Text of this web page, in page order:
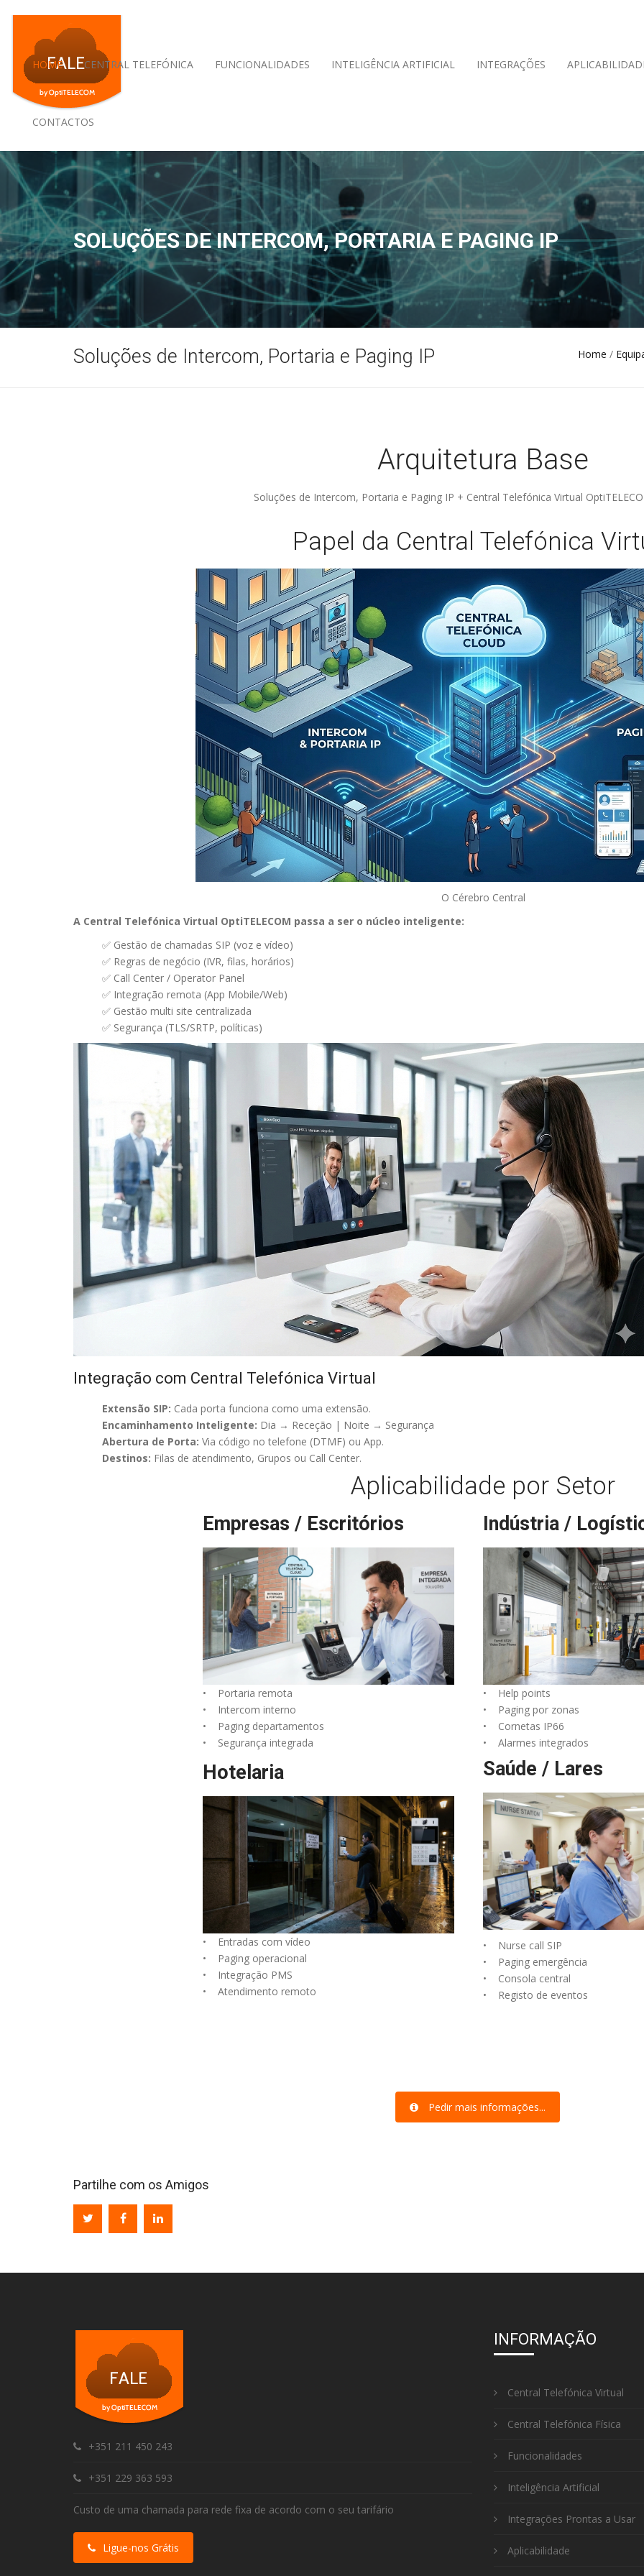
HOME CENTRAL TELEFÓNICA FUNCIONALIDADES INTELIGÊNCIA ARTIFICIAL INTEGRAÇÕES
CONTACTOS
SOLUÇÕES DE INTERCOM, PORTARIA E PAGING IP
Soluções de Intercom, Portaria e Paging IP Home /
Arquitetura Base
Soluções de Intercom, Portaria e Paging IP + Central Telefónica Virtual
Papel da Central Telefónica
O Cérebro Central
A Central Telefónica Virtual OptiTELECOM passa a ser o núcleo inteligente:
✅ Gestão de chamadas SIP (voz e vídeo)
✅ Regras de negócio (IVR, filas, horários)
✅ Call Center / Operator Panel
✅ Integração remota (App Mobile/Web)
✅ Gestão multi site centralizada
✅ Segurança (TLS/SRTP, políticas)
Integração com Central Telefónica Virtual
Extensão SIP: Cada porta funciona como uma extensão.
Encaminhamento Inteligente: Dia → Receção | Noite → Segurança
Abertura de Porta: Via código no telefone (DTMF) ou App.
Destinos: Filas de atendimento, Grupos ou Call Center.
Aplicabilidade por Setor
Empresas / Escritórios
• Portaria remota
• Intercom interno
• Paging departamentos
• Segurança integrada
Indústria /
• Help points
• Paging por zonas
• Cornetas IP66
• Alarmes integrados
Hotelaria
• Entradas com vídeo
• Paging operacional
• Integração PMS
• Atendimento remoto
Saúde / Lares
• Nurse call SIP
• Paging emergência
• Consola central
• Registo de eventos
Pedir mais informações...
Partilhe com os Amigos
+351 211 450 243
+351 229 363 593
Custo de uma chamada para rede fixa de acordo com o seu tarifário
Ligue-nos Grátis
INFORMAÇÃO
Central Telefónica Virtual
Central Telefónica Física
Funcionalidades
Inteligência Artificial
Integrações Prontas a Usar
Aplicabilidade